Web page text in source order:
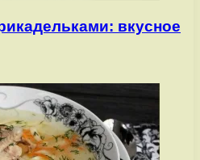
вкусное